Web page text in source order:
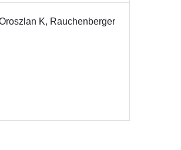
K, Rauchenberger